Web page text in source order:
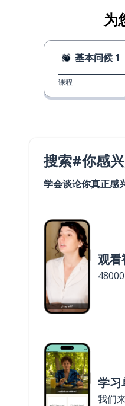
为
基本问候 1
课程
搜索#你感
学会谈论你真正感
观看
学习
我们